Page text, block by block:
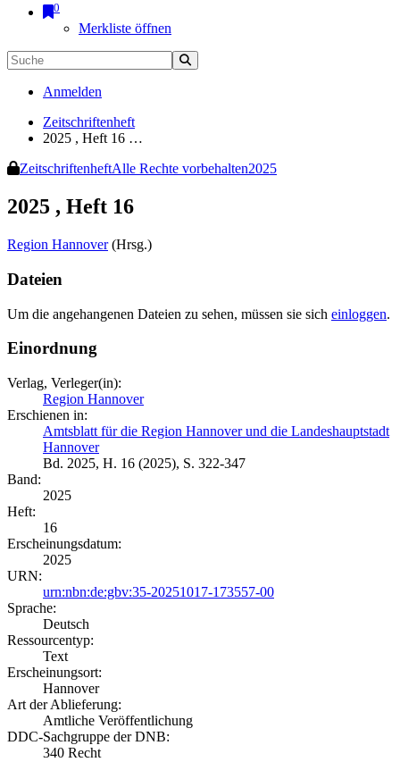
0
Merkliste öffnen
Anmelden
Zeitschriftenheft
2025 , Heft 16 …
ZeitschriftenheftAlle Rechte vorbehalten2025
2025 , Heft 16
Region Hannover(Hrsg.)
Dateien
Um die angehangenen Dateien zu sehen, müssen sie sich einloggen.
Einordnung
Verlag, Verleger(in):
Region Hannover
Erschienen in:
Amtsblatt für die Region Hannover und die Landeshauptstadt
Hannover
Bd. 2025, H. 16 (2025), S. 322-347
Band:
2025
Heft:
16
Erscheinungsdatum:
2025
URN:
urn:nbn:de:gbv:35-20251017-173557-00
Sprache:
Deutsch
Ressourcentyp:
Text
Erscheinungsort:
Hannover
Art der Ablieferung:
Amtliche Veröffentlichung
DDC-Sachgruppe der DNB:
340 Recht